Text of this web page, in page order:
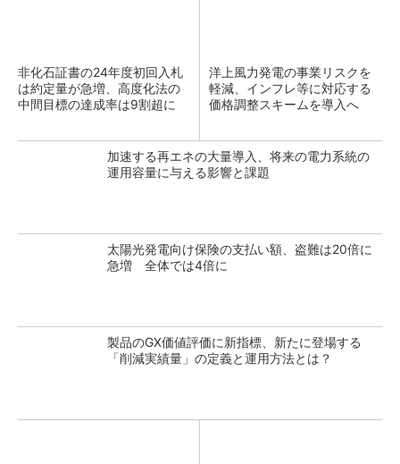
非化石証書の24年度初回入札
は約定量が急増、高度化法の
中間目標の達成率は9割超に
洋上風力発電の事業リスクを
軽減、インフレ等に対応する
価格調整スキームを導入へ
加速する再エネの大量導入、将来の電力系統の
運用容量に与える影響と課題
太陽光発電向け保険の支払い額、盗難は20倍に
急増 全体では4倍に
製品のGX価値評価に新指標、新たに登場する
「削減実績量」の定義と運用方法とは？